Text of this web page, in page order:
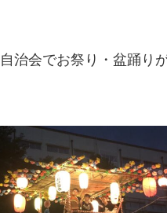
治会でお祭り・盆踊り